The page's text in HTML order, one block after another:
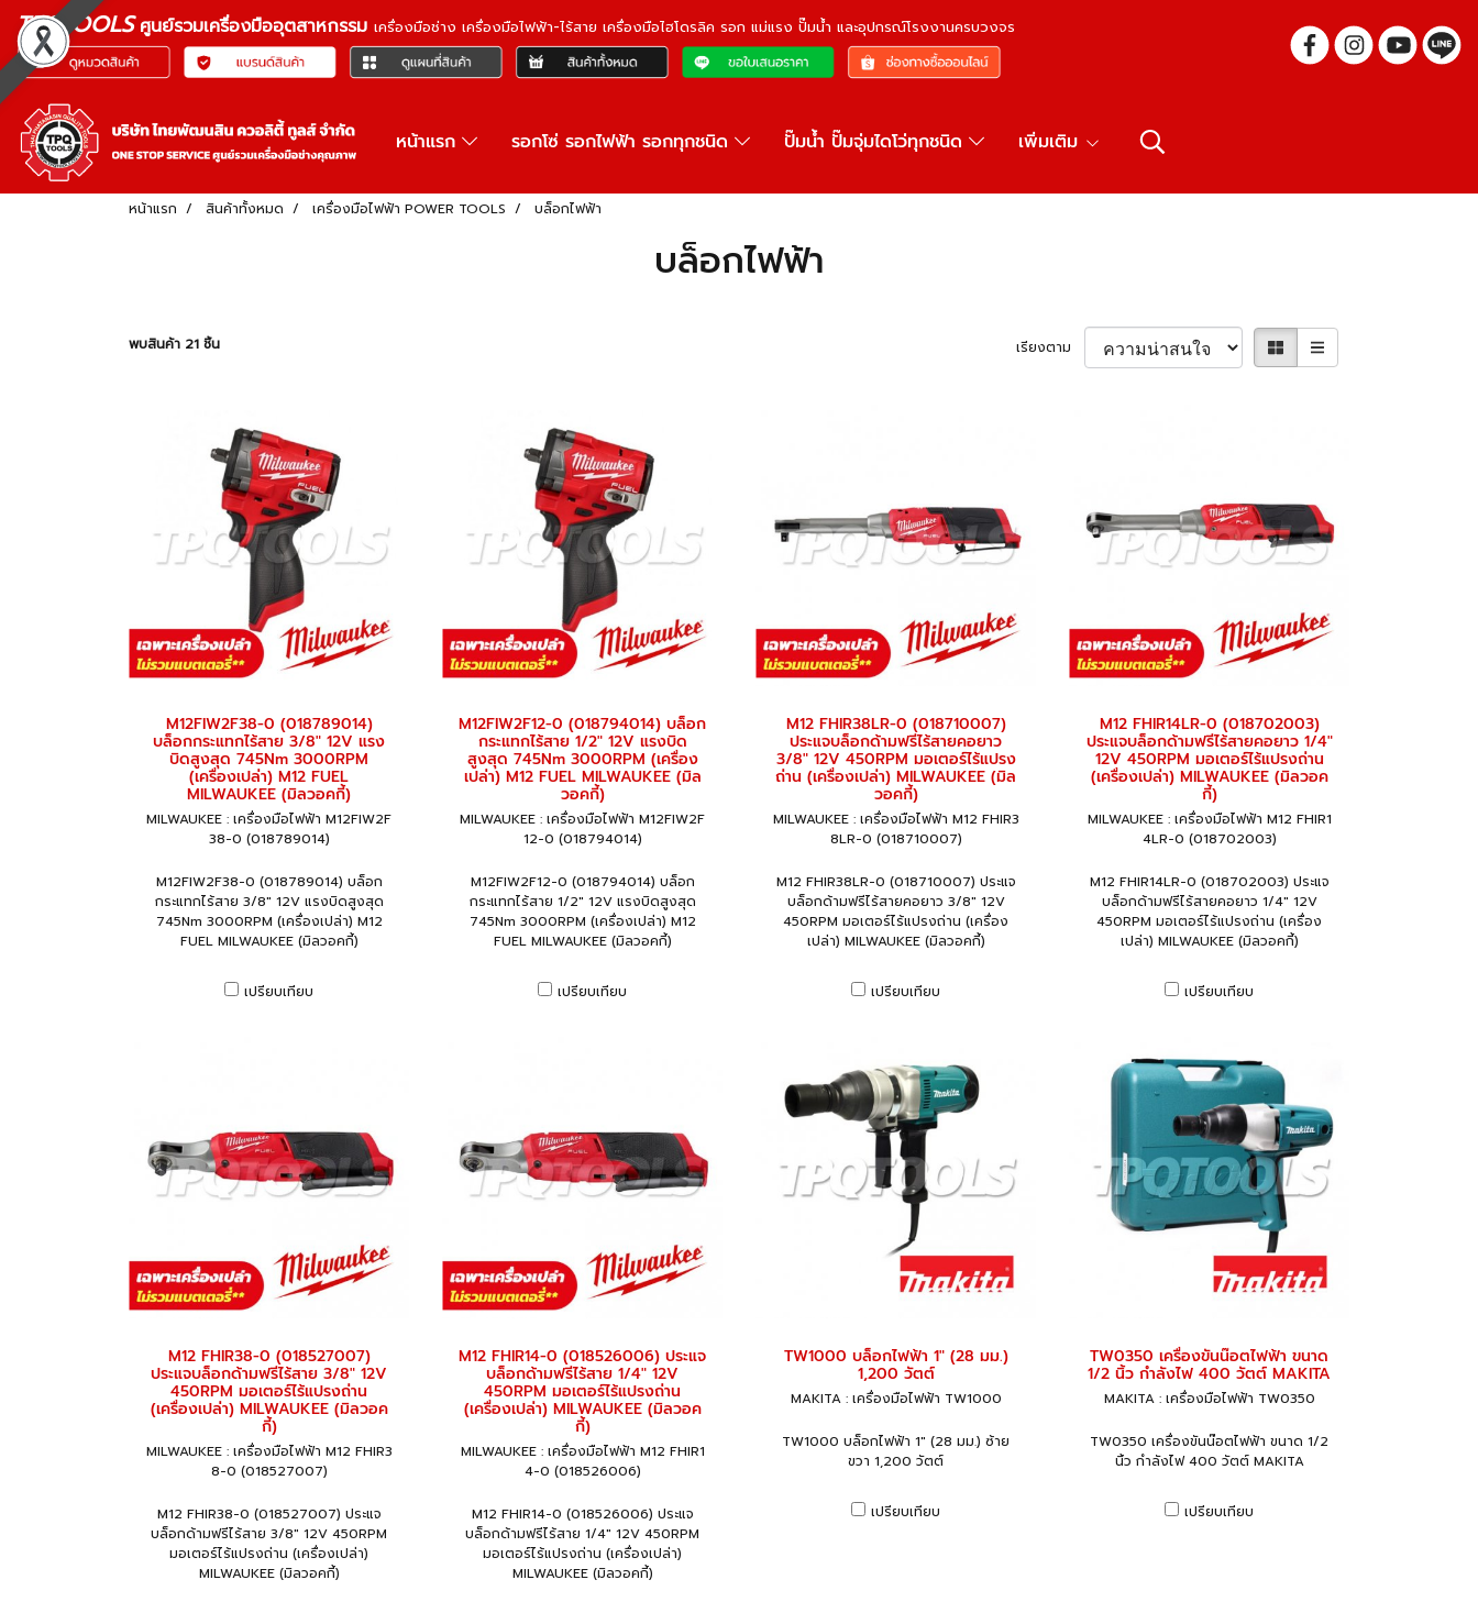
TPQTOOLSศูนย์รวมเครื่องมืออุตสาหกรรม เครื่องมือช่าง เครื่องมือไฟฟ้า-ไร้สาย เครื่องมือไฮโดรลิค รอก แม่แรง ปั๊มน้ำ และอุปกรณ์โรงงานครบวงจร
หน้าแรก รอกโซ่ รอกไฟฟ้า รอกทุกชนิด ปั๊มน้ำ ปั๊มจุ่มไดโว่ทุกชนิด เพิ่มเติม
หน้าแรก สินค้าทั้งหมด เครื่องมือไฟฟ้า POWER TOOLS บล็อกไฟฟ้า
บล็อกไฟฟ้า
พบสินค้า 21 ชิ้น เรียงตาม
M12FIW2F38-0 (018789014)
บล็อกกระแทกไร้สาย 3/8" 12V แรง
บิดสูงสุด 745Nm 3000RPM
(เครื่องเปล่า) M12 FUEL
MILWAUKEE (มิลวอคกี้)
MILWAUKEE : เครื่องมือไฟฟ้า M12FIW2F
38-0 (018789014)
M12FIW2F38-0 (018789014) บล็อก
กระแทกไร้สาย 3/8" 12V แรงบิดสูงสุด
745Nm 3000RPM (เครื่องเปล่า) M12
FUEL MILWAUKEE (มิลวอคกี้)
เปรียบเทียบ
M12FIW2F12-0 (018794014) บล็อก
กระแทกไร้สาย 1/2" 12V แรงบิด
สูงสุด 745Nm 3000RPM (เครื่อง
เปล่า) M12 FUEL MILWAUKEE (มิล
วอคกี้)
MILWAUKEE : เครื่องมือไฟฟ้า M12FIW2F
12-0 (018794014)
M12FIW2F12-0 (018794014) บล็อก
กระแทกไร้สาย 1/2" 12V แรงบิดสูงสุด
745Nm 3000RPM (เครื่องเปล่า) M12
FUEL MILWAUKEE (มิลวอคกี้)
เปรียบเทียบ
M12 FHIR38LR-0 (018710007)
ประแจบล็อกด้ามฟรีไร้สายคอยาว
3/8" 12V 450RPM มอเตอร์ไร้แปรง
ถ่าน (เครื่องเปล่า) MILWAUKEE (มิล
วอคกี้)
MILWAUKEE : เครื่องมือไฟฟ้า M12 FHIR3
8LR-0 (018710007)
M12 FHIR38LR-0 (018710007) ประแจ
บล็อกด้ามฟรีไร้สายคอยาว 3/8" 12V
450RPM มอเตอร์ไร้แปรงถ่าน (เครื่อง
เปล่า) MILWAUKEE (มิลวอคกี้)
เปรียบเทียบ
M12 FHIR14LR-0 (018702003)
ประแจบล็อกด้ามฟรีไร้สายคอยาว 1/4"
12V 450RPM มอเตอร์ไร้แปรงถ่าน
(เครื่องเปล่า) MILWAUKEE (มิลวอค
กี้)
MILWAUKEE : เครื่องมือไฟฟ้า M12 FHIR1
4LR-0 (018702003)
M12 FHIR14LR-0 (018702003) ประแจ
บล็อกด้ามฟรีไร้สายคอยาว 1/4" 12V
450RPM มอเตอร์ไร้แปรงถ่าน (เครื่อง
เปล่า) MILWAUKEE (มิลวอคกี้)
เปรียบเทียบ
M12 FHIR38-0 (018527007)
ประแจบล็อกด้ามฟรีไร้สาย 3/8" 12V
450RPM มอเตอร์ไร้แปรงถ่าน
(เครื่องเปล่า) MILWAUKEE (มิลวอค
กี้)
MILWAUKEE : เครื่องมือไฟฟ้า M12 FHIR3
8-0 (018527007)
M12 FHIR38-0 (018527007) ประแจ
บล็อกด้ามฟรีไร้สาย 3/8" 12V 450RPM
มอเตอร์ไร้แปรงถ่าน (เครื่องเปล่า)
MILWAUKEE (มิลวอคกี้)
M12 FHIR14-0 (018526006) ประแจ
บล็อกด้ามฟรีไร้สาย 1/4" 12V
450RPM มอเตอร์ไร้แปรงถ่าน
(เครื่องเปล่า) MILWAUKEE (มิลวอค
กี้)
MILWAUKEE : เครื่องมือไฟฟ้า M12 FHIR1
4-0 (018526006)
M12 FHIR14-0 (018526006) ประแจ
บล็อกด้ามฟรีไร้สาย 1/4" 12V 450RPM
มอเตอร์ไร้แปรงถ่าน (เครื่องเปล่า)
MILWAUKEE (มิลวอคกี้)
TW1000 บล็อกไฟฟ้า 1" (28 มม.)
1,200 วัตต์
MAKITA : เครื่องมือไฟฟ้า TW1000
TW1000 บล็อกไฟฟ้า 1" (28 มม.) ซ้าย
ขวา 1,200 วัตต์
เปรียบเทียบ
TW0350 เครื่องขันน๊อตไฟฟ้า ขนาด
1/2 นิ้ว กำลังไฟ 400 วัตต์ MAKITA
MAKITA : เครื่องมือไฟฟ้า TW0350
TW0350 เครื่องขันน๊อตไฟฟ้า ขนาด 1/2
นิ้ว กำลังไฟ 400 วัตต์ MAKITA
เปรียบเทียบ